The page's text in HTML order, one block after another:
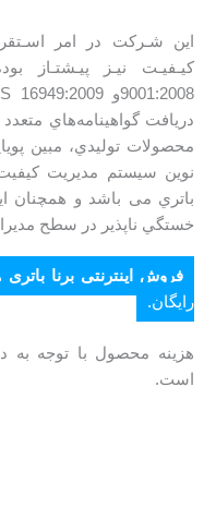
اين شـركت در امر
دريافت گواهينامه‌هاي
محصولات توليدي، مبين
نوين سیستم مديريت
باتري می باشد و همچنان
خستگي ناپذير در سطح
فروش اینترنتی برنا باتری
رایگان.
هزینه محصول با توجه به
است.